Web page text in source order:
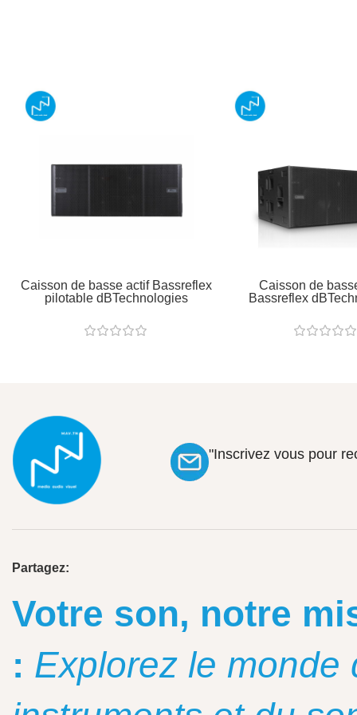
Caisson de basse actif Bassreflex
pilotable dBTechnologies
Caisson de
Bassreflex
"Inscrivez vous pour
Partagez:
Votre son, notre
: Explorez le monde